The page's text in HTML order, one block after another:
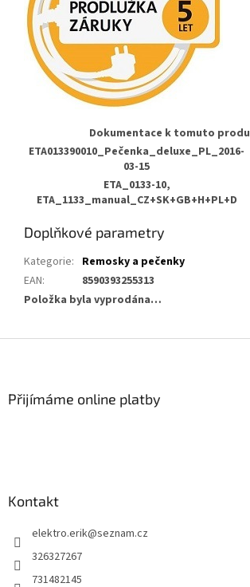
Dokumentace k tomuto
ETA013390010_Pečenka_deluxe_PL_2016-
03-15
ETA_0133-10,
ETA_1133_manual_CZ+SK+GB+H+PL+D
Doplňkové parametry
Kategorie: Remosky a pečenky
EAN:
8590393255313
Položka byla vyprodána…
Přijímáme online platby
Kontakt
elektro.erik@seznam.cz
326327267
731482145